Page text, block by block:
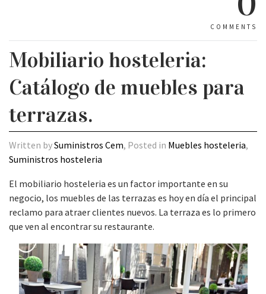
COMMENTS
Mobiliario hosteleria:
Catálogo de muebles para
terrazas.
Written bySuministros Cem, Posted in Muebles hosteleria,
Suministros hosteleria
El mobiliario hosteleria es un factor importante en su
negocio, los muebles de las terrazas es hoy en día el principal
reclamo para atraer clientes nuevos. La terraza es lo primero
que ven al encontrar su restaurante.